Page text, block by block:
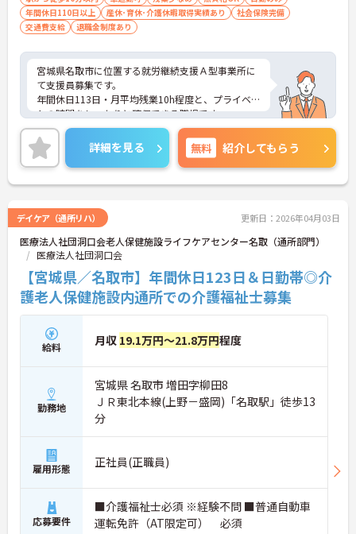
年間休日110日以上
産休･育休･介護休暇取得実績あり
社会保険完備
交通費支給
退職金制度あり
宮城県名取市に位置する就労継続支援Ａ型事業所に
て支援員募集です。
年間休日113日・月平均残業10h程度と、プライベー
トの時間をしっかりと確保できる職場です。
ご興味のある方には、面接対策ポイントなど、さら
に詳細をお話いたしますので、お気軽にご相談くだ
さい。
詳細を見る 無料 紹介してもらう
デイケア（通所リハ） 更新日：2026年04月03日
医療法人社団洞口会老人保健施設ライフケアセンター名取（通所部門）
医療法人社団洞口会
【宮城県／名取市】年間休日123日＆日勤帯◎介
護老人保健施設内通所での介護福祉士募集
給料 月収 19.1万円～21.8万円程度
勤務地
宮城県 名取市 増田字柳田8
ＪＲ東北本線(上野－盛岡)「名取駅」徒歩13
分
雇用形態 正社員(正職員)
応募要件
■介護福祉士必須 ※経験不問 ■普通自動車
運転免許（AT限定可） 必須